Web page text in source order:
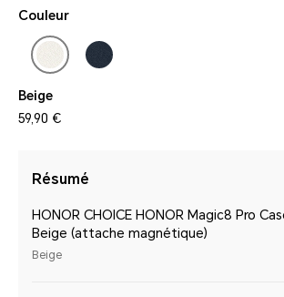
Couleur
Beige
59,90 €
Résumé
HONOR CHOICE HONOR Magic8 Pro
Beige (attache magnétique)
Beige